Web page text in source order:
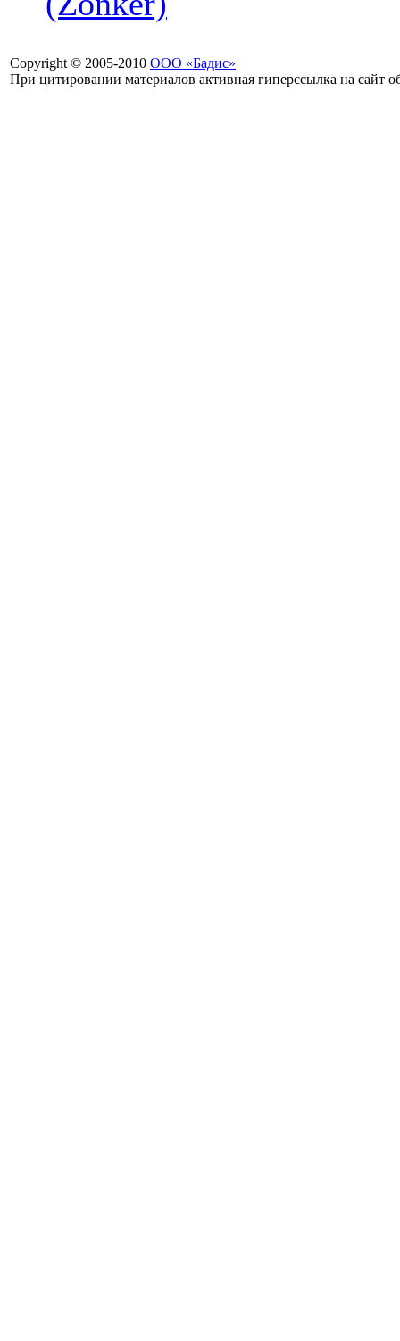
Copyright © 2005-2010 ООО «Бадис»
При цитировании материалов активная гиперссылка на сайт